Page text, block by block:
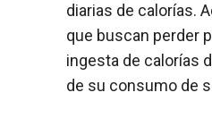
diarias de calorías.
que buscan perder
ingesta de calorías
de su consumo de